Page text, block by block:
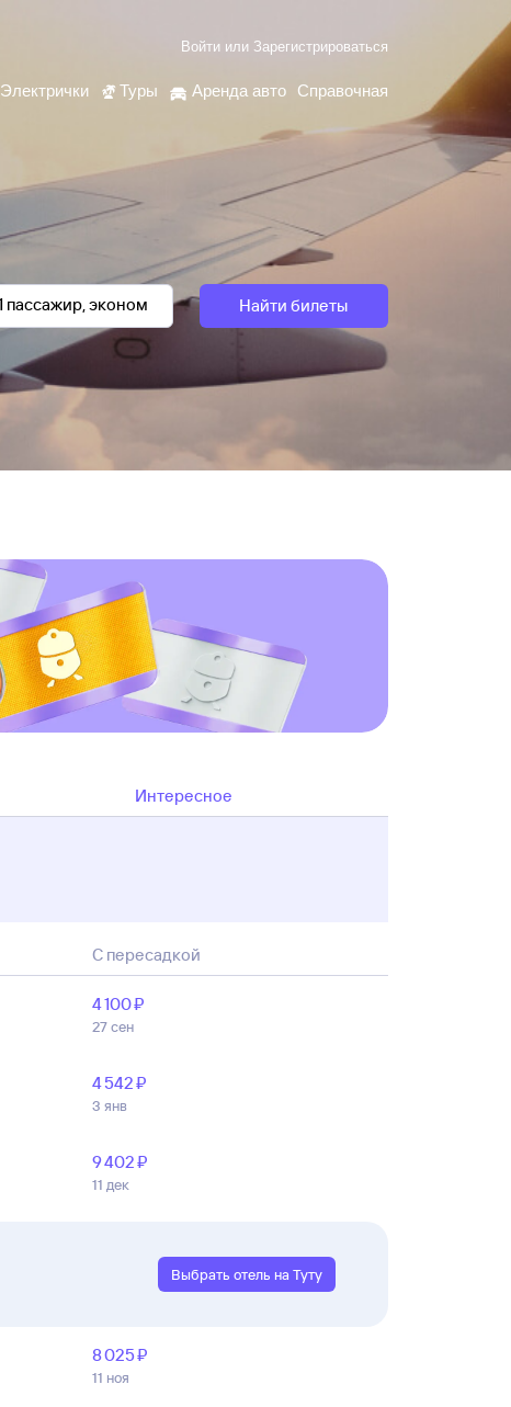
Войти или Зарегистрироваться
Электрички Туры Аренда авто Справочная
Найти билеты
Интересное
С пересадкой
4 ⁠100 ⁠₽
27 сен
4 ⁠542 ⁠₽
3 янв
9 ⁠402 ⁠₽
11 дек
Выбрать отель на Туту
8 ⁠025 ⁠₽
11 ноя